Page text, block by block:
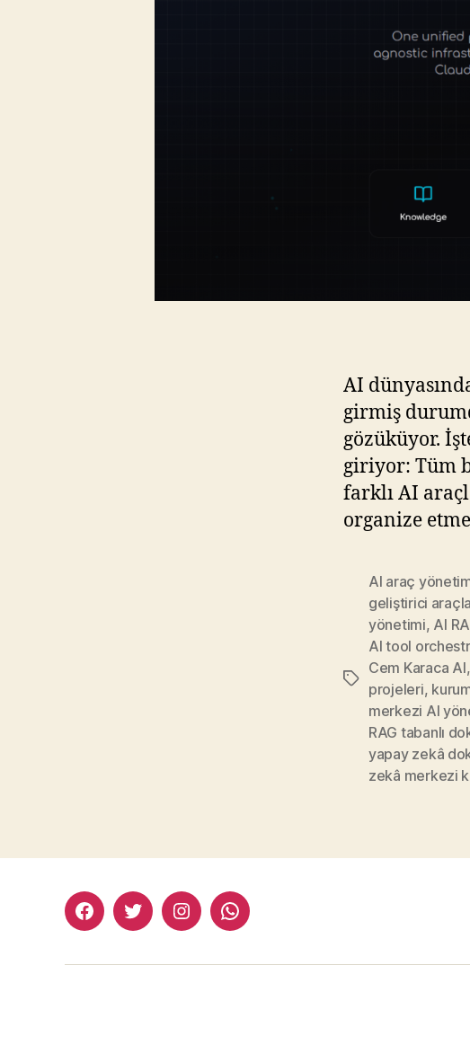
AI
girmiş
gözüküyor.
giriyor: Tüm
farklı AI
organize
Etiketler
AI araç
geliştirici
yönetimi, AI
AI tool
Cem Karaca AI,
projeleri,
merkezi AI
RAG tabanlı
yapay zekâ
zekâ merkezi
facebook:halityesil
twitter:halityesil
instagram:halityesil
whatsapp:0545
82